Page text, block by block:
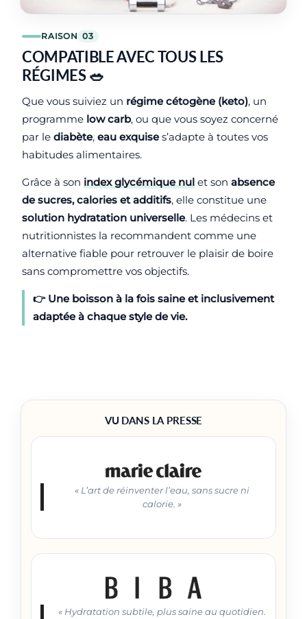
RAISON 03
COMPATIBLE AVEC TOUS LES
RÉGIMES 🥗
Que vous suiviez un régime cétogène (keto), un
programme low carb, ou que vous soyez concerné
par lediabète,eau exquises’adapte à toutes vos
habitudes alimentaires.
Grâce à sonindex glycémique nul et sonabsence
de sucres, calories et additifs, elle constitue une
solution hydratation universelle. Les médecins et
nutritionnistes la recommandent comme une
alternative fiable pour retrouver le plaisir de boire
sans compromettre vos objectifs.
👉 Une boisson à la fois saineet inclusivement
adaptéeà chaque style de vie.
VU DANS LA PRESSE
« L’art de réinventer l’eau, sans sucre ni
calorie. »
« Hydratation subtile, plus saine au quotidien.